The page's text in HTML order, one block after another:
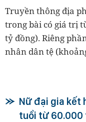
Truyền thông địa
trong bài có giá trị
tỷ đồng). Riêng
nhân dân tệ
Nữ đại gia kết
tuổi từ 60.000